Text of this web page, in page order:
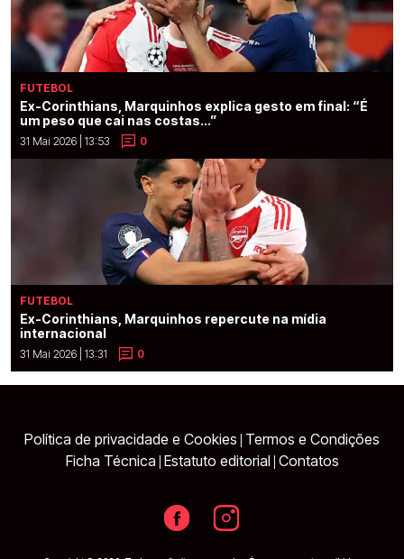
FUTEBOL
Ex-Corinthians, Marquinhos explica gesto em final: “É
um peso que cai nas costas...”
31 Mai 2026 | 13:53 0
FUTEBOL
Ex-Corinthians, Marquinhos repercute na mídia
internacional
31 Mai 2026 | 13:31 0
Política de privacidade e Cookies Termos e Condições
Ficha Técnica Estatuto editorial Contatos